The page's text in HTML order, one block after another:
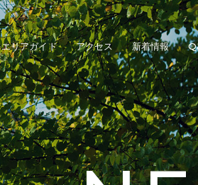
エリアガイド アクセス 新着情報